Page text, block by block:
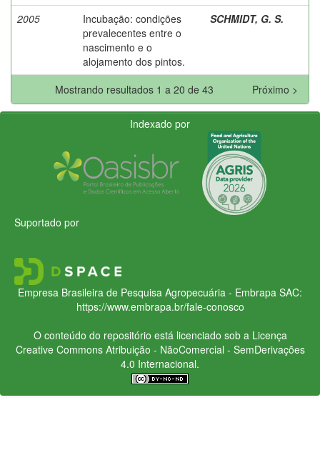
2005
Incubação: condições
prevalecentes entre o
nascimento e o
alojamento dos pintos.
SCHMIDT, G. S.
Mostrando resultados 1 a 20 de 43 Próximo >
Indexado por
Suportado por
Empresa Brasileira de Pesquisa Agropecuária - Embrapa SAC:
https://www.embrapa.br/fale-conosco
O conteúdo do repositório está licenciado sob a Licença
Creative CommonsAtribuição - NãoComercial - SemDerivações
4.0 Internacional.